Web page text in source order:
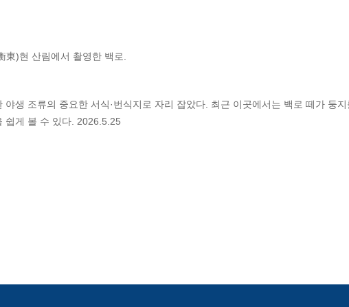
)현 산림에서 촬영한 백로.
생 조류의 중요한 서식·번식지로 자리 잡았다. 최근 이곳에서는 백로 떼가 둥지
쉽게 볼 수 있다. 2026.5.25